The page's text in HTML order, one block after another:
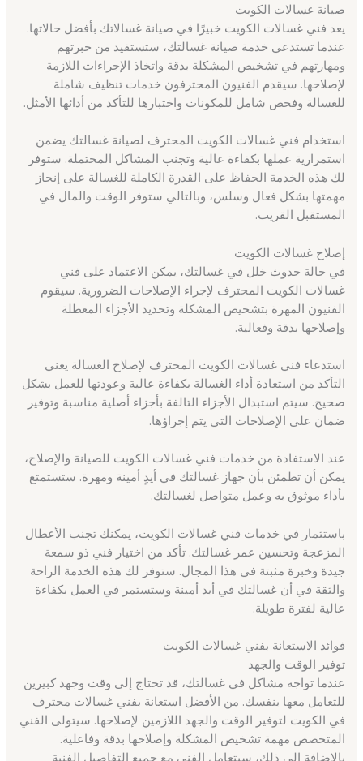
صيانة غسالات الكويت
يعد فني غسالات الكويت خبيرًا في صيانة غسالاتك بأفضل حالاتها.
عندما تستدعي خدمة صيانة غسالتك، ستستفيد من خبرتهم
ومهارتهم في تشخيص المشكلة بدقة واتخاذ الإجراءات اللازمة
لإصلاحها. سيقدم الفنيون المحترفون خدمات تنظيف شاملة
للغسالة وفحص شامل للمكونات واختبارها للتأكد من أدائها الأمثل.
استخدام فني غسالات الكويت المحترف لصيانة غسالتك يضمن
استمرارية عملها بكفاءة عالية وتجنب المشاكل المحتملة. ستوفر
لك هذه الخدمة الحفاظ على القدرة الكاملة للغسالة على إنجاز
مهمتها بشكل فعال وسلس، وبالتالي ستوفر الوقت والمال في
المستقبل القريب.
إصلاح غسالات الكويت
في حالة حدوث خلل في غسالتك، يمكن الاعتماد على فني
غسالات الكويت المحترف لإجراء الإصلاحات الضرورية. سيقوم
الفنيون المهرة بتشخيص المشكلة وتحديد الأجزاء المعطلة
وإصلاحها بدقة وفعالية.
استدعاء فني غسالات الكويت المحترف لإصلاح الغسالة يعني
التأكد من استعادة أداء الغسالة بكفاءة عالية وعودتها للعمل بشكل
صحيح. سيتم استبدال الأجزاء التالفة بأجزاء أصلية مناسبة وتوفير
ضمان على الإصلاحات التي يتم إجراؤها.
عند الاستفادة من خدمات فني غسالات الكويت للصيانة والإصلاح،
يمكن أن تطمئن بأن جهاز غسالتك في أيدٍ أمينة ومهرة. ستستمتع
بأداء موثوق به وعمل متواصل لغسالتك.
باستثمار في خدمات فني غسالات الكويت، يمكنك تجنب الأعطال
المزعجة وتحسين عمر غسالتك. تأكد من اختيار فني ذو سمعة
جيدة وخبرة مثبتة في هذا المجال. ستوفر لك هذه الخدمة الراحة
والثقة في أن غسالتك في أيد أمينة وستستمر في العمل بكفاءة
عالية لفترة طويلة.
فوائد الاستعانة بفني غسالات الكويت
توفير الوقت والجهد
عندما تواجه مشاكل في غسالتك، قد تحتاج إلى وقت وجهد كبيرين
للتعامل معها بنفسك. من الأفضل استعانة بفني غسالات محترف
في الكويت لتوفير الوقت والجهد اللازمين لإصلاحها. سيتولى الفني
المتخصص مهمة تشخيص المشكلة وإصلاحها بدقة وفاعلية.
بالإضافة إلى ذلك، سيتعامل الفني مع جميع التفاصيل الفنية